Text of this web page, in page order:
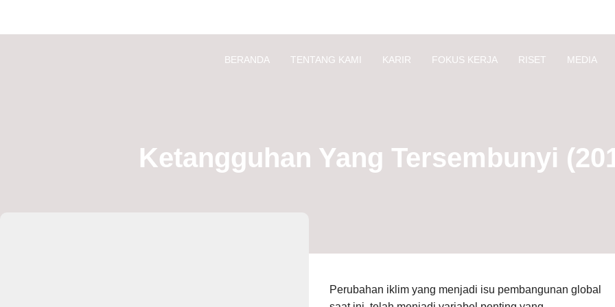
BERANDA TENTANG KAMI KARIR FOKUS KERJA RISET MEDIA
Ketangguhan Yang Tersembunyi
Perubahan iklim yang menjadi isu pembangunan global